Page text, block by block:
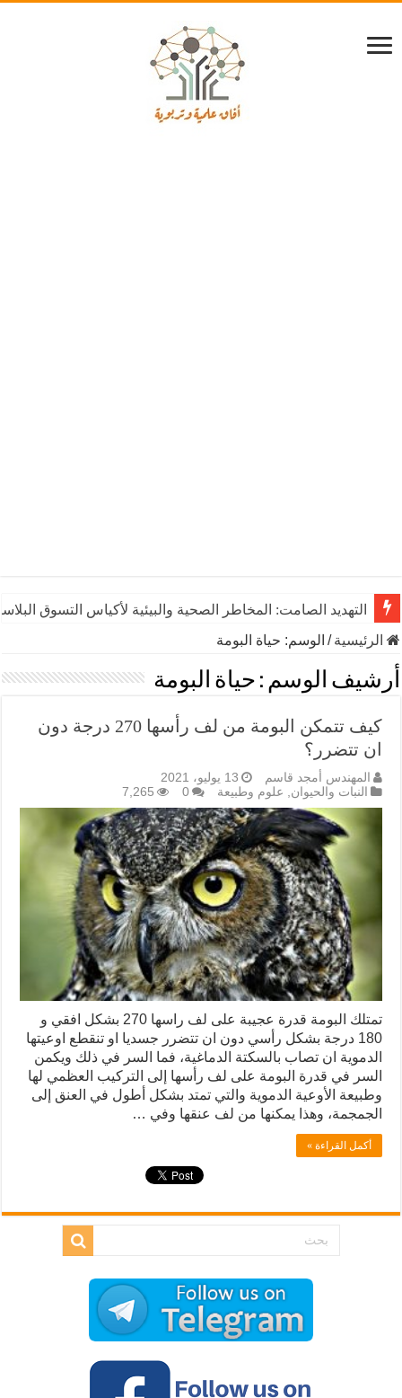
التهديد الصامت: المخاطر الصحية والبيئية لأكياس التسوق
الرئيسية/ الوسم: حياة البومة
أرشيف الوسم : حياة البومة
كيف تتمكن البومة من لف رأسها 270 درجة دون
ان تتضرر؟
المهندس أمجد قاسم
13 يوليو، 2021
النبات والحيوان, علوم وطبيعة 0
7,265
تمتلك البومة قدرة عجيبة على لف راسها 270 بشكل افقي و
180 درجة بشكل رأسي دون ان تتضرر جسديا او تنقطع اوعيتها
الدموية ان تصاب بالسكتة الدماغية، فما السر في ذلك ويكمن
السر في قدرة البومة على لف رأسها إلى التركيب العظمي لها
وطبيعة الأوعية الدموية والتي تمتد بشكل أطول في العنق إلى
الجمجمة، وهذا يمكنها من لف عنقها وفي …
أكمل القراءة »